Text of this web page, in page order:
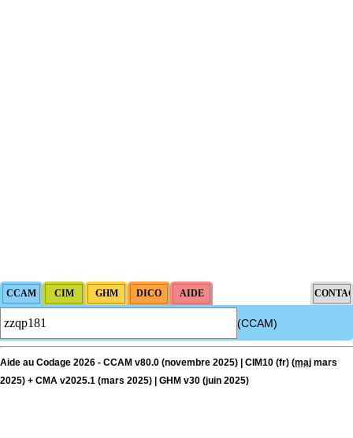
(CCAM)
Aide au Codage 2026 - CCAM v80.0 (novembre 2025) | CIM10 (fr) (maj mars
2025) + CMA v2025.1 (mars 2025) | GHM v30 (juin 2025)